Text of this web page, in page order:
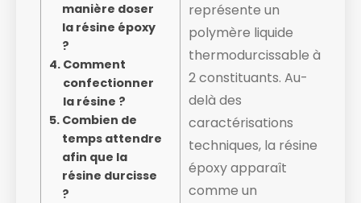
manière doser
la résine époxy
?
Comment
confectionner
la résine ?
Combien de
temps attendre
afin que la
résine durcisse
?
représente un
polymère liquide
thermodurcissable à
2 constituants. Au-
delà des
caractérisations
techniques, la résine
époxy apparaît
comme un